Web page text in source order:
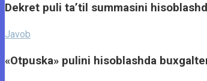
Dekret puli ta’til summasini
Javob
«Otpuska» pulini hisoblashda